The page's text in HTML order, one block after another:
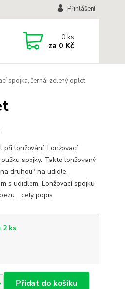
Přihlášení
0ks
za 0 Kč
spojka, černá, zelený oplet
při lonžování. Lonžovací
spojky. Takto lonžovaný
druhou" na udidle.
s udidlem. Lonžovací spojku
celý popis
2 ks
Přidat do košíku